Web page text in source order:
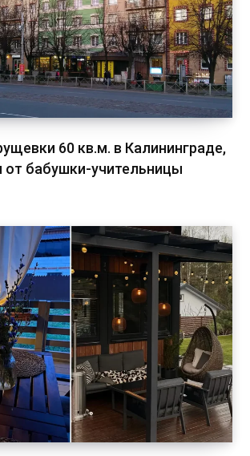
60 кв.м. в Калининграде,
от бабушки-учительницы